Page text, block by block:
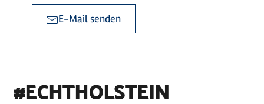
E-Mail senden
#ECHTHOLSTEIN